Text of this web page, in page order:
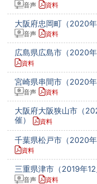
音声 資料
大阪府忠岡町（2020
音声 資料
広島県広島市（2020
資料
宮崎県串間市（2020年
音声 資料
大阪府大阪狭山市（
催）
資料
千葉県松戸市（2020年
資料
三重県津市（2019年
音声 資料